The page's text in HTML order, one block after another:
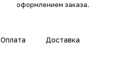
оформлением заказа.
Оплата Доставка